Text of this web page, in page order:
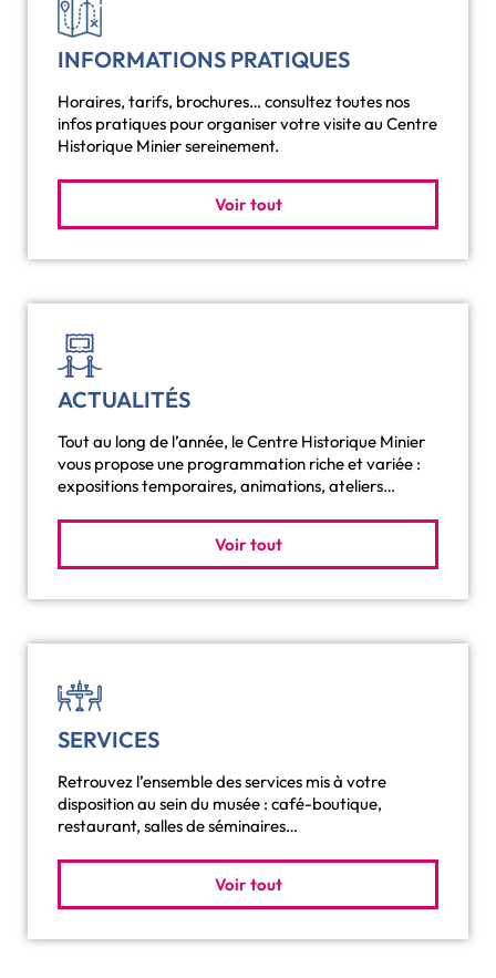
INFORMATIONS PRATIQUES
Horaires, tarifs, brochures… consultez toutes nos
infos pratiques pour organiser votre visite au Centre
Historique Minier sereinement.
Voir tout
ACTUALITÉS
Tout au long de l’année, le Centre Historique Minier
vous propose une programmation riche et variée :
expositions temporaires, animations, ateliers…
Voir tout
SERVICES
Retrouvez l’ensemble des services mis à votre
disposition au sein du musée : café-boutique,
restaurant, salles de séminaires…
Voir tout